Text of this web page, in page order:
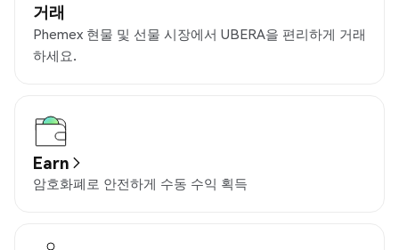
거래
Phemex 현물 및 선물 시장에서 UBERA을 편리하게 거래
하세요.
Earn
암호화폐로 안전하게 수동 수익 획득